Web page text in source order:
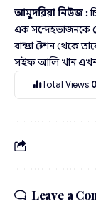
আমুদরিয়া নিউজ :
এক সন্দেহভাজনকে
বান্দ্রা স্টেশন থেকে
সইফ আলি খান এখন
Total Views:0
Leave a